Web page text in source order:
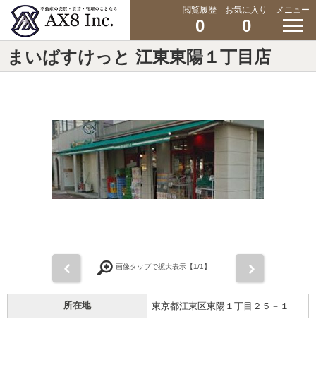
閲覧履歴
0
お気に入り
0
メニュー
まいばすけっと 江東東陽１丁目店
画像タップで拡大表示【1/1】
所在地 東京都江東区東陽１丁目２５－１